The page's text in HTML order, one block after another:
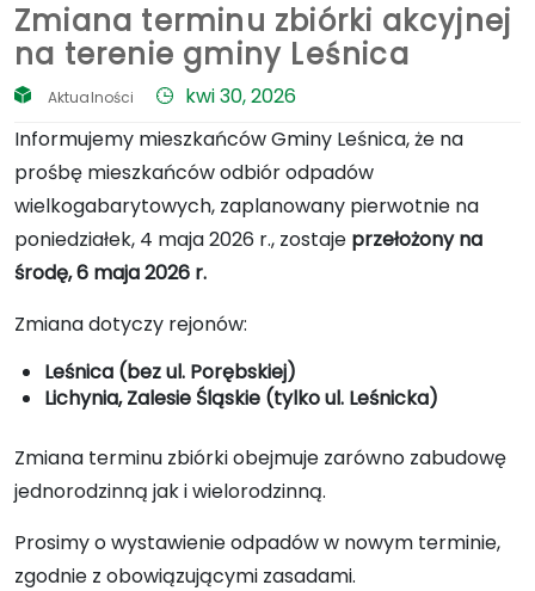
Zmiana terminu zbiórki akcyjnej
na terenie gminy Leśnica
Aktualności
kwi 30, 2026
Informujemy mieszkańców Gminy Leśnica, że na
prośbę mieszkańców odbiór odpadów
wielkogabarytowych, zaplanowany pierwotnie na
poniedziałek, 4 maja 2026 r., zostaje przełożony na
środę, 6 maja 2026 r.
Zmiana dotyczy rejonów:
Leśnica (bez ul. Porębskiej)
Lichynia, Zalesie Śląskie (tylko ul. Leśnicka)
Zmiana terminu zbiórki obejmuje zarówno zabudowę
jednorodzinną jak i wielorodzinną.
Prosimy o wystawienie odpadów w nowym terminie,
zgodnie z obowiązującymi zasadami.